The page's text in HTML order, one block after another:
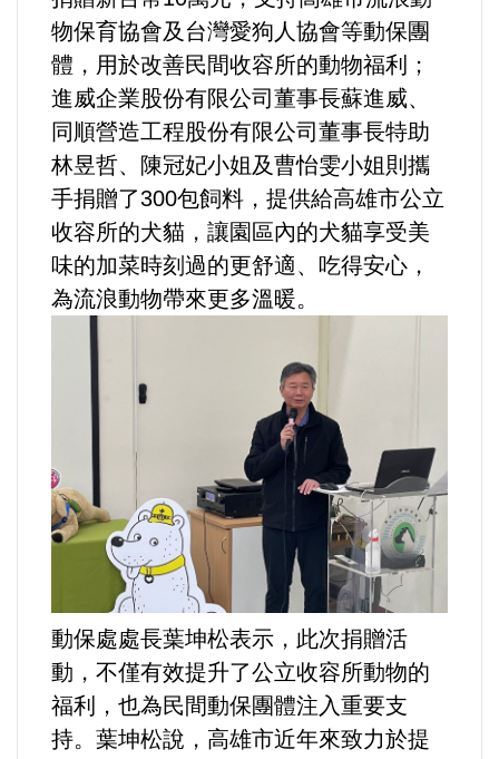
蔬/素食
法制/司法/監督
防災/救災
考試/監察
國安/國防/外交
自然/地理/景觀/地球
財務金融/稅制改革
選舉/民調
生物科技
出版（影音/圖書/雜誌）
物保育協會及台灣愛狗人協會等動保團
體，用於改善民間收容所的動物福利；
進威企業股份有限公司董事長蘇進威、
同順營造工程股份有限公司董事長特助
林昱哲、陳冠妃小姐及曹怡雯小姐則攜
手捐贈了300包飼料，提供給高雄市公立
收容所的犬貓，讓園區內的犬貓享受美
味的加菜時刻過的更舒適、吃得安心，
為流浪動物帶來更多溫暖。
動保處處長葉坤松表示，此次捐贈活
動，不僅有效提升了公立收容所動物的
福利，也為民間動保團體注入重要支
持。葉坤松說，高雄市近年來致力於提